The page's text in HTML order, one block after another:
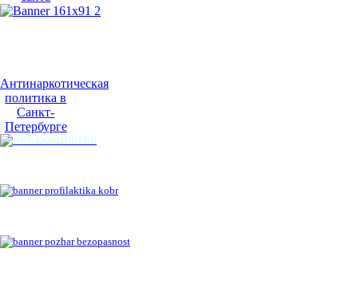
Антинаркотическая
политика в
Санкт-
Петербурге